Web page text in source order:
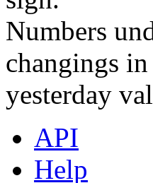
Numbers
changings
yesterday
API
Help